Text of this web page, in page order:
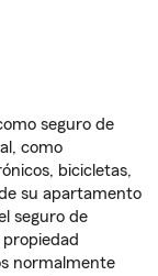
seguro de
como
bicicletas,
su apartamento
seguro de
normalmente